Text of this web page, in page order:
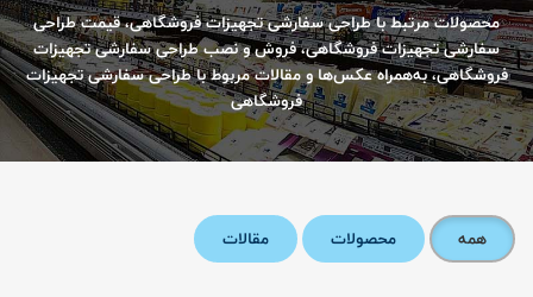
محصولات مرتبط با طراحی سفارشی تجهیزات فروشگاهی، قیمت طراحی
سفارشی تجهیزات فروشگاهی، فروش و نصب طراحی سفارشی تجهیزات
فروشگاهی، به‌همراه عکس‌ها و مقالات مربوط با طراحی سفارشی تجهیزات
فروشگاهی
همه محصولات مقالات